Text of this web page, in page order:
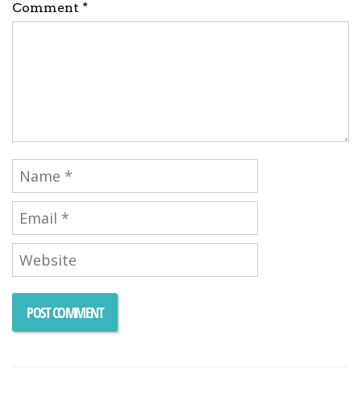
Comment *